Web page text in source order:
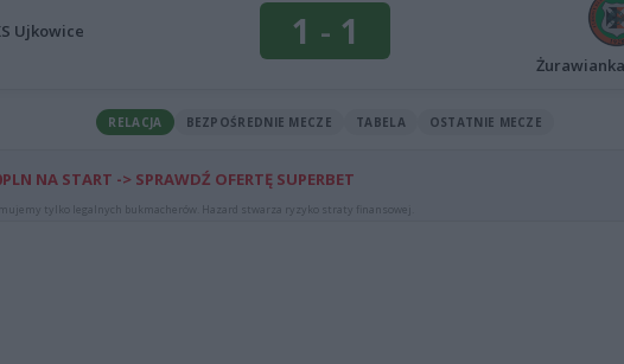
Ujkowice 1 - 1
RELACJA BEZPOŚREDNIE MECZE TABELA OSTATNIE MECZE
NA START -> SPRAWDŹ OFERTĘ SUPERBET
tylko legalnych bukmacherów. Hazard stwarza ryzyko straty finansowej.